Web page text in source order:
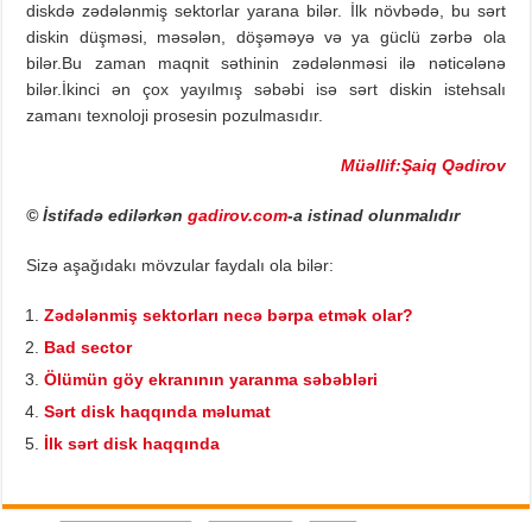
diskdə zədələnmiş sektorlar yarana bilər. İlk növbədə, bu sərt
diskin düşməsi, məsələn, döşəməyə və ya güclü zərbə ola
bilər.Bu zaman maqnit səthinin zədələnməsi ilə nəticələnə
bilər.İkinci ən çox yayılmış səbəbi isə sərt diskin istehsalı
zamanı texnoloji prosesin pozulmasıdır.
Müəllif:Şaiq Qədirov
© İstifadə edilərkəngadirov.com-a istinad olunmalıdır
Sizə aşağıdakı mövzular faydalı ola bilər:
Zədələnmiş sektorları necə bərpa etmək olar?
Bad sector
Ölümün göy ekranının yaranma səbəbləri
Sərt disk haqqında məlumat
İlk sərt disk haqqında